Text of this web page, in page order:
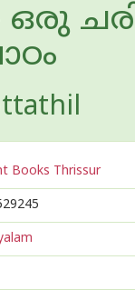
Books Thrissur